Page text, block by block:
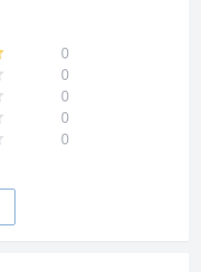
0
0
0
0
0